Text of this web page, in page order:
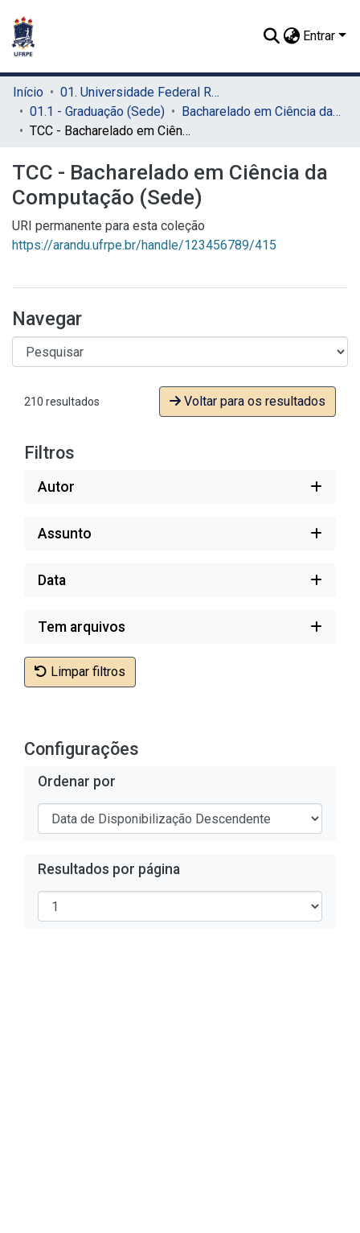
Entrar
Início
01. Universidade Federal Rural de Pernambuco - UFRPE (Sede)
01.1 - Graduação (Sede)
Bacharelado em Ciência da Computação (Sede)
TCC - Bacharelado em Ciência da Computação (Sede)
TCC - Bacharelado em Ciência da
Computação (Sede)
URI permanente para esta coleção
https://arandu.ufrpe.br/handle/123456789/415
Navegar
210 resultados Voltar para os resultados
Filtros
Autor
Assunto
Data
Tem arquivos
Limpar filtros
Configurações
Ordenar por
Resultados por página